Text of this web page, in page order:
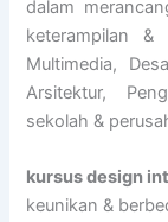
dalam
keterampilan &
Multimedia,
Arsitektur,
sekolah &
kursus design
keunikan &